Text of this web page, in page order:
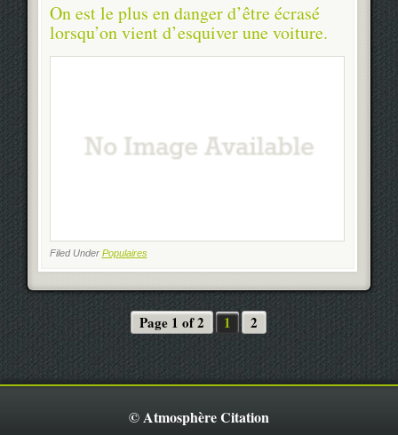
On est le plus en danger d’être écrasé
lorsqu’on vient d’esquiver une voiture.
Filed Under Populaires
Page 1 of 2 1 2
© Atmosphère Citation